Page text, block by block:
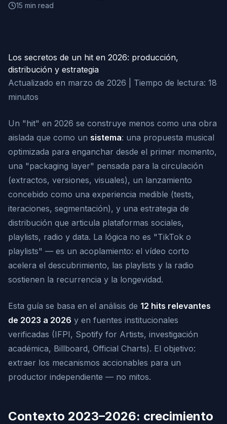
15 min read
Los secretos de un hit en 2026: producción,
distribución y estrategia
Actualizado en marzo de 2026 | Tiempo de lectura: 18
minutos
Un "hit" en 2026 se construye menos como una obra
aislada que como un sistema: una propuesta musical
optimizada para enganchar desde el primer momento,
una "packaging layer" pensada para la circulación
(extractos, versiones, visuales), un lanzamiento
concebido como una experiencia medible (tests,
iteraciones, segmentación), y una estrategia de
distribución que articula plataformas sociales,
playlists, radio y data. La lógica no es "TikTok o
playlists" — es un acoplamiento: el vídeo corto
acelera el descubrimiento, las playlists y la radio
sostienen la recurrencia y la longevidad.
Esta guía se basa en el análisis de 12 hits relevantes
de 2023 a 2026 y en fuentes institucionales
verificadas (IFPI, Spotify for Artists, investigación
académica, Billboard, Official Charts). El objetivo:
extraer los mecanismos accionables para un
productor independiente — no mitos.
Contexto 2023–2026: crecimiento